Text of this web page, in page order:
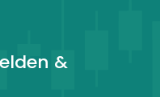
&